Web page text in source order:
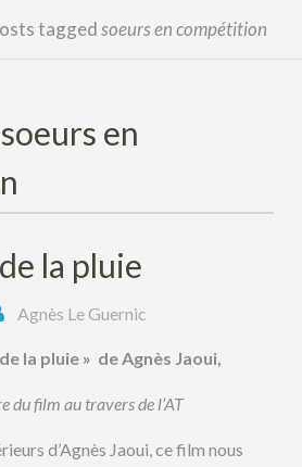
taggedsoeurs en compétition
soeurs en
la pluie
Agnès Le Guernic
la pluie » de Agnès Jaoui,
du film au travers de l’AT
d’Agnès Jaoui, ce film nous